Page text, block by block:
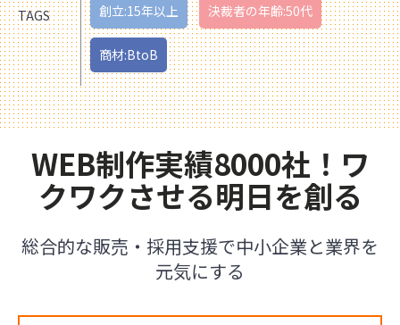
TAGS 創立:15年以上 決裁者の年齢:50代
商材:BtoB
WEB制作実績8000社！ワ
クワクさせる明日を創る
総合的な販売・採用支援で中小企業と業界を
元気にする